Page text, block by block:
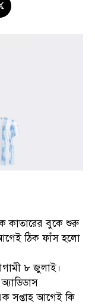
কাতারের বুকে শুরু
ঠিক ফাঁস হলো
৮ জুলাই।
অ্যাডিডাস
সপ্তাহ আগেই কি